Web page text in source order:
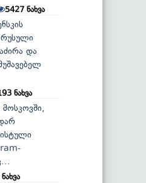
5427 ნახვა
რუსული
და
ნახვა
მოსკოვში,